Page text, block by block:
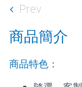
Prev
商品簡介
商品特色：